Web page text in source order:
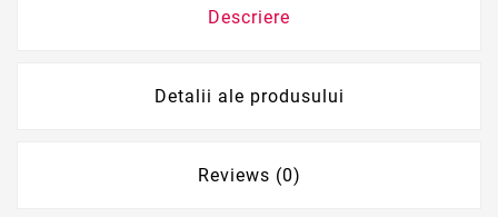
Descriere
Detalii ale produsului
Reviews (0)